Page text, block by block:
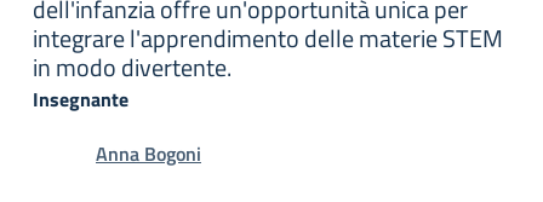
dell'infanzia offre un'opportunità unica per
integrare l'apprendimento delle materie STEM
in modo divertente.
Insegnante
Anna Bogoni